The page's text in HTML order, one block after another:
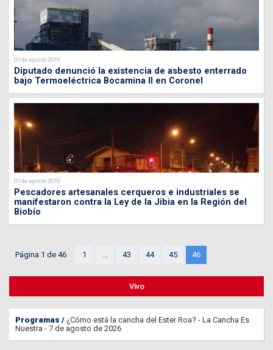
01 de agosto 2019
Diputado denunció la existencia de asbesto enterrado
bajo Termoeléctrica Bocamina II en Coronel
01 de agosto 2019
Pescadores artesanales cerqueros e industriales se
manifestaron contra la Ley de la Jibia en la Región del
Biobío
Página 1 de 46 1 43 44 45 46
Vivo
Programas
¿Cómo está la cancha del Ester Roa? - La Cancha Es
Nuestra - 7 de agosto de 2026